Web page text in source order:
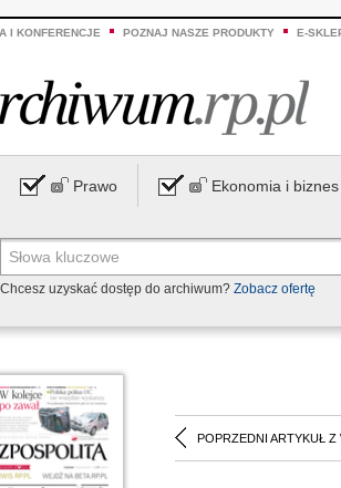
I KONFERENCJE POZNAJ NASZE PRODUKTY E-
Prawo Ekonomia i biznes
Chcesz uzyskać dostęp do archiwum? Zobacz ofertę
POPRZEDNI ARTYKUŁ Z